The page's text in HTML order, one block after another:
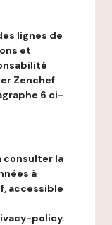
lignes de
et
Zenchef
6 ci-
consulter la
à
accessible
policy.